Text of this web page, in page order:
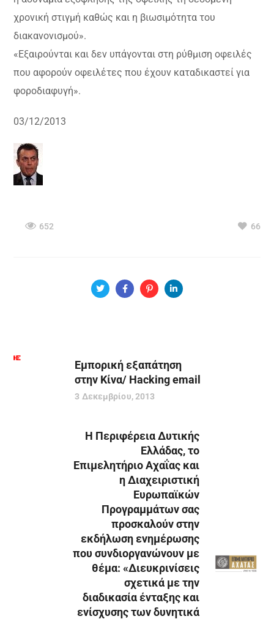
χρονική στιγμή καθώς και η βιωσιμότητα του
διακανονισμού».
«Εξαιρούνται και δεν υπάγονται στη ρύθμιση οφειλές
που αφορούν οφειλέτες που έχουν καταδικαστεί για
φοροδιαφυγή».
03/12/2013
652 66
Εμπορική εξαπάτηση
στην Κίνα/ Hacking email
3 Δεκεμβρίου, 2013
Η Περιφέρεια Δυτικής
Ελλάδας, το
Επιμελητήριο Αχαΐας και
η Διαχειριστική
Ευρωπαϊκών
Προγραμμάτων σας
προσκαλούν στην
εκδήλωση ενημέρωσης
που συνδιοργανώνουν με
θέμα: «Διευκρινίσεις
σχετικά με την
διαδικασία ένταξης και
ενίσχυσης των δυνητικά